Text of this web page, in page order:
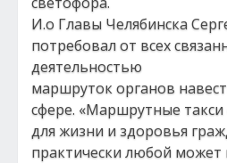
И.о Главы Челябинска
потребовал от всех
деятельностью
маршруток органов
сфере. «Маршрутные такси
для жизни и здоровья
практически любой может